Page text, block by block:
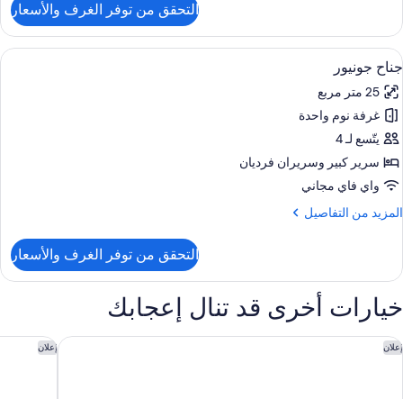
غرفة
تننفيذية
مزدوجة
التحقق من توفر الغرف والأسعار
استعراض
جميع
صور
جناح
جونيور
ملاءات للفراش لا تسبب الحساسية وخزنة
7
جناح جونيور
25 متر مربع
غرفة نوم واحدة
يتّسع لـ 4
سرير كبير‫‬ وسريران فرديان
واي فاي مجاني
المزيد من التفاصيل
المزيد
جناح
جونيور
التحقق من توفر الغرف والأسعار
خيارات أخرى قد تنال إعجابك
إعلان
إكزجيوتيف هوتل باريس جينيفيليرز إعلان